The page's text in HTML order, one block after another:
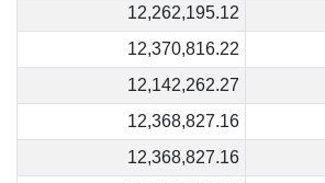
12,262,195.12
12,370,816.22
12,142,262.27
12,368,827.16
12,368,827.16